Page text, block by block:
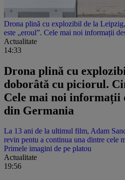
Drona plină cu explozibil de la
este „eroul”. Cele mai noi informații
Actualitate
14:33
Drona plină cu
doborâtă cu piciorul.
Cele mai noi informații
din Germania
La 13 ani de la ultimul film, Adam
revin pentu a continua una dintre cele
Primele imagini de pe platou
Actualitate
19:56